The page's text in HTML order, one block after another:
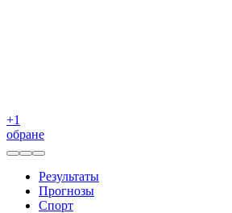
+1
обране
Результаты
Прогнозы
Спорт